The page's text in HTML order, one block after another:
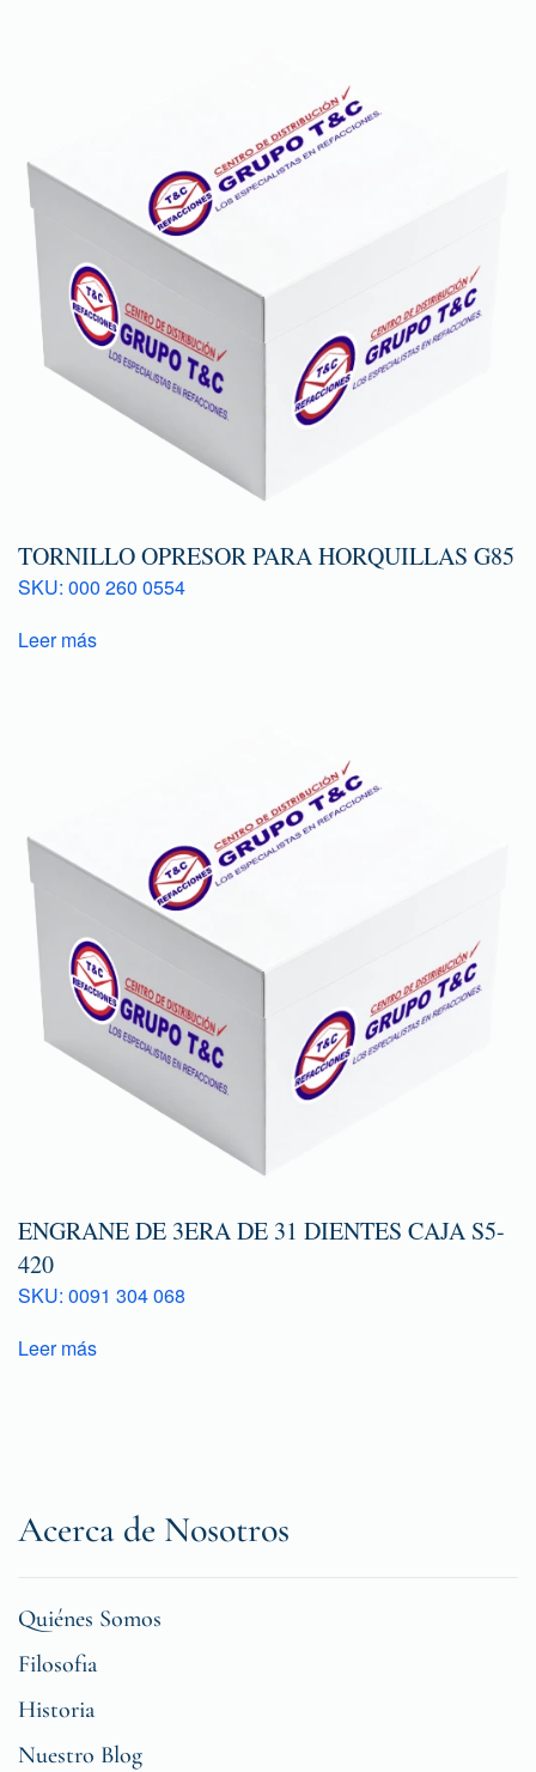
TORNILLO OPRESOR PARA HORQUILLAS G85
SKU: 000 260 0554
Leer más
ENGRANE DE 3ERA DE 31 DIENTES CAJA S5-
420
SKU: 0091 304 068
Leer más
Acerca de Nosotros
Quiénes Somos
Filosofia
Historia
Nuestro Blog